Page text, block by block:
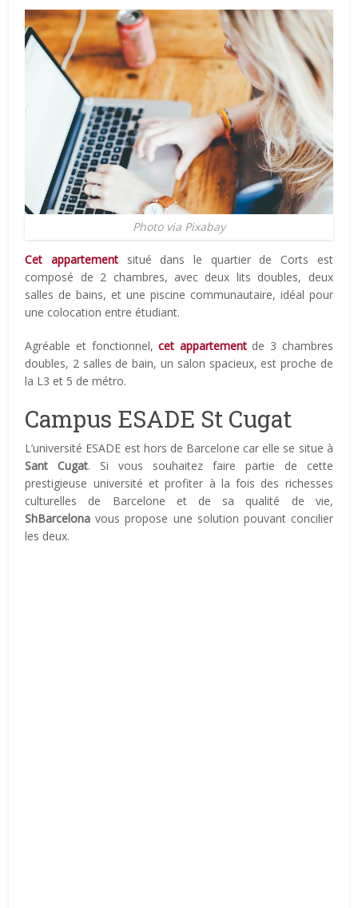
Photo via Pixabay
Cet appartementsitué dans le quartier de Corts est
composé de 2 chambres, avec deux lits doubles, deux
salles de bains, et une piscine communautaire, idéal pour
une colocation entre étudiant.
Agréable et fonctionnel,cet appartementde 3 chambres
doubles, 2 salles de bain, un salon spacieux, est proche de
la L3 et 5 de métro.
Campus ESADE St Cugat
L’université ESADE est hors de Barcelone car elle se situe à
Sant Cugat. Si vous souhaitez faire partie de cette
prestigieuse université et profiter à la fois des richesses
culturelles de Barcelone et de sa qualité de vie,
ShBarcelona vous propose une solution pouvant concilier
les deux.